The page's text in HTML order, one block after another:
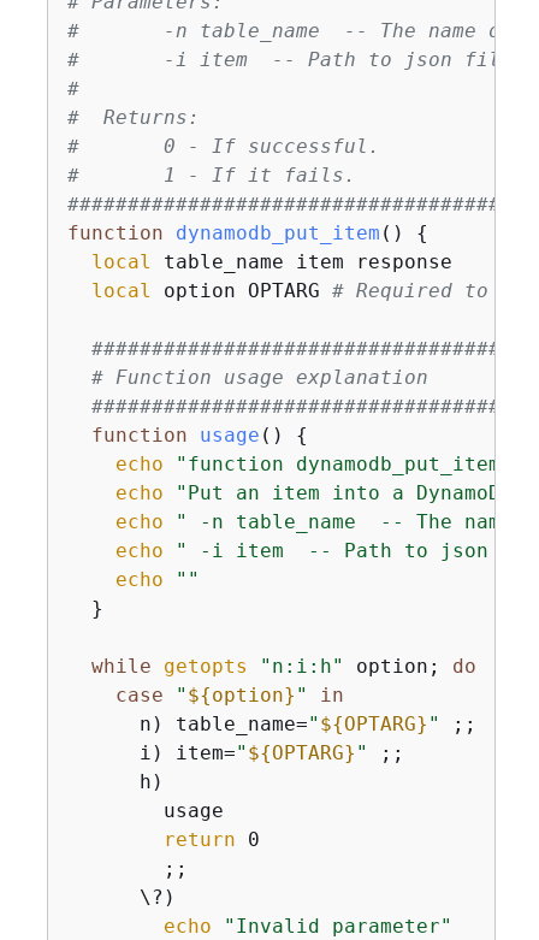
#       -n table_name  -- The name of
#       -i item  -- Path to json file
#
#  Returns:
#       0 - If successful.
#       1 - If it fails.
function
dynamodb_put_item () {
local
table_name item response
local
option OPTARG # Required to
# Function usage explanation
function
usage () {
echo
"function dynamodb_put_item"
echo
"Put an item into a DynamoDB
echo
" -n table_name  -- The
echo
" -i item  -- Path to json file
echo
""
  }
while getopts "n:i:h" option; do
case
" ${option} "
in
      n) table_name=
" ${OPTARG} "
;;
      i) item=
" ${OPTARG} "
;;
      h)
        usage
return 0
        ;;
      \?)
echo
"Invalid parameter"